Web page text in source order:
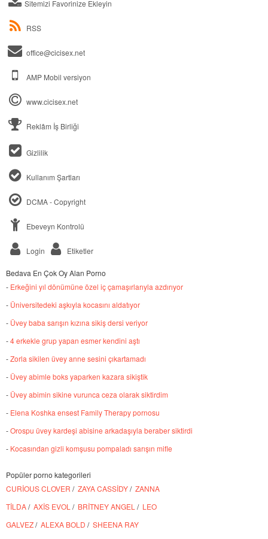
Sitemizi Favorinize Ekleyin
RSS
office@cicisex.net
AMP Mobil versiyon
www.cicisex.net
Reklâm İş Birliği
Gizlilik
Kullanım Şartları
DCMA - Copyright
Ebeveyn Kontrolü
Login Etiketler
Bedava En Çok Oy Alan Porno
- Erkeğini yıl dönümüne özel iç çamaşırlarıyla azdırıyor
- Üniversitedeki aşkıyla kocasını aldatıyor
- Üvey baba sarışın kızına sikiş dersi veriyor
-4 erkekle grup yapan esmer kendini aştı
-Zorla sikilen üvey anne sesini çıkartamadı
- Üvey abimle boks yaparken kazara sikiştik
- Üvey abimin sikine vurunca ceza olarak siktirdim
- Elena Koshka ensest Family Therapy pornosu
-Orospu üvey kardeşi abisine arkadaşıyla beraber siktirdi
- Kocasından gizli komşusu pompaladı sarışın mifle
Popüler porno kategorileri
CURİOUS CLOVER / ZAYA CASSİDY/ ZANNA
TİLDA/ AXİS EVOL / BRİTNEY ANGEL / LEO
GALVEZ/ ALEXA BOLD / SHEENA RAY